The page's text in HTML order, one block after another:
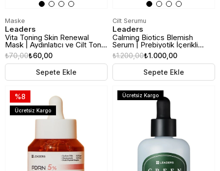
Maske
Leaders
Vita Toning Skin Renewal
Mask | Aydınlatıcı ve Cilt Tonu
Eşitleyici Kağıt Maske
₺60,00
₺70,00
Sepete Ekle
Cilt Serumu
Leaders
Calming Biotics Blemish
Serum | Prebiyotik İçerikli
Akne ve Leke Karşıtı
Aydınlatıcı Serum | 30ml
₺1.000,00
₺1.200,00
Sepete Ekle
%8
Ücretsiz Kargo
Ücretsiz Kargo